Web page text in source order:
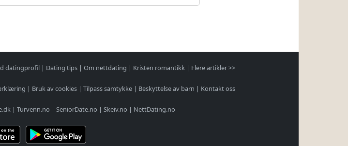
datingprofil | Dating tips | Om nettdating | Kristen romantikk | Flere artikler >>
| Bruk av cookies | Tilpass samtykke | Beskyttelse av barn | Kontakt oss
| Turvenn.no | SeniorDate.no | Skeiv.no | NettDating.no